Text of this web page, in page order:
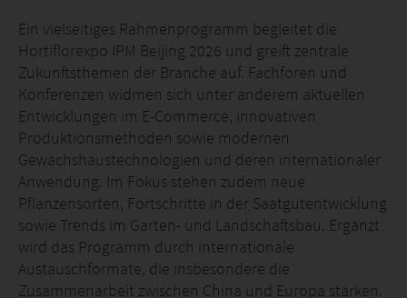
Ein vielseitiges Rahmenprogramm begleitet die
Hortiflorexpo IPM Beijing 2026 und greift zentrale
Zukunftsthemen der Branche auf. Fachforen und
Konferenzen widmen sich unter anderem aktuellen
Entwicklungen im E-Commerce, innovativen
Produktionsmethoden sowie modernen
Gewächshaustechnologien und deren internationaler
Anwendung. Im Fokus stehen zudem neue
Pflanzensorten, Fortschritte in der Saatgutentwicklung
sowie Trends im Garten- und Landschaftsbau. Ergänzt
wird das Programm durch internationale
Austauschformate, die insbesondere die
Zusammenarbeit zwischen China und Europa stärken.